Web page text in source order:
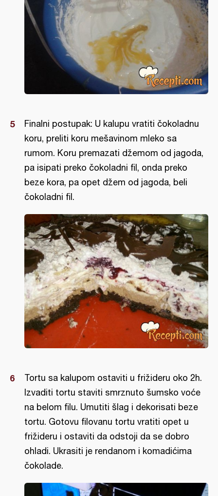
Finalni postupak: U kalupu vratiti čokoladnu
koru, preliti koru mešavinom mleko sa
rumom. Koru premazati džemom od jagoda,
pa isipati preko čokoladni fil, onda preko
beze kora, pa opet džem od jagoda, beli
čokoladni fil.
Tortu sa kalupom ostaviti u frižideru oko 2h.
Izvaditi tortu staviti smrznuto šumsko voće
na belom filu. Umutiti šlag i dekorisati beze
tortu. Gotovu filovanu tortu vratiti opet u
frižideru i ostaviti da odstoji da se dobro
ohladi. Ukrasiti je rendanom i komadićima
čokolade.